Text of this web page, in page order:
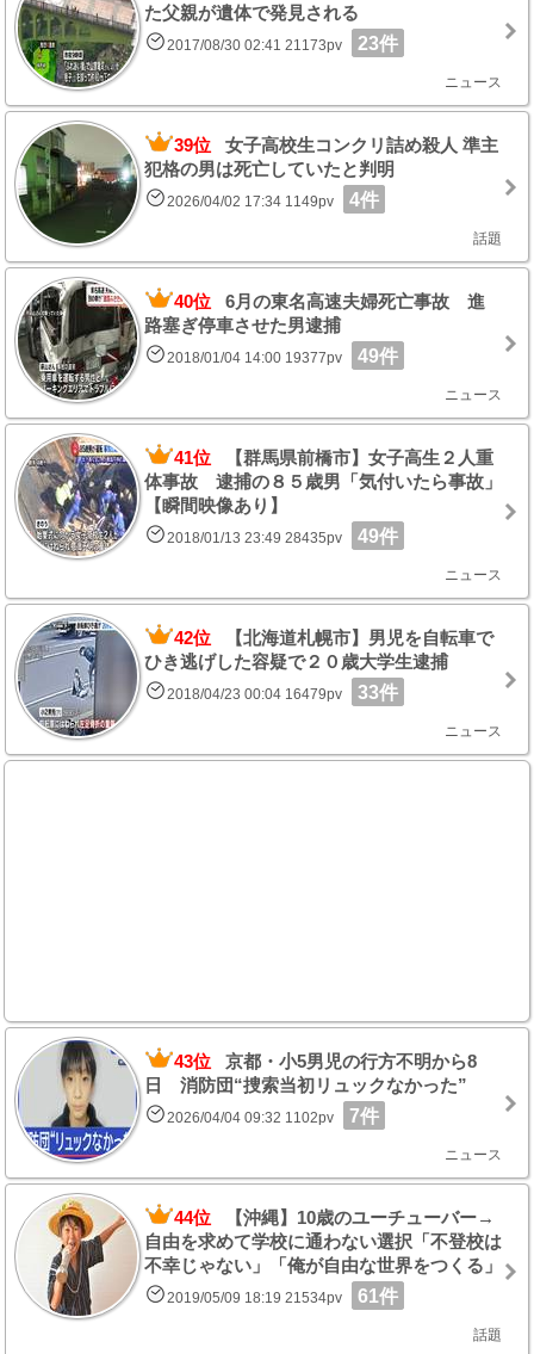
た父親が遺体で発見される
2017/08/30 02:41 21173pv 23件
ニュース
39位 女子高校生コンクリ詰め殺人 準主
犯格の男は死亡していたと判明
2026/04/02 17:34 1149pv 4件
話題
40位 6月の東名高速夫婦死亡事故 進
路塞ぎ停車させた男逮捕
2018/01/04 14:00 19377pv 49件
ニュース
41位 【群馬県前橋市】女子高生２人重
体事故 逮捕の８５歳男「気付いたら事故」
【瞬間映像あり】
2018/01/13 23:49 28435pv 49件
ニュース
42位 【北海道札幌市】男児を自転車で
ひき逃げした容疑で２０歳大学生逮捕
2018/04/23 00:04 16479pv 33件
ニュース
43位 京都・小5男児の行方不明から8
日 消防団“捜索当初リュックなかった”
2026/04/04 09:32 1102pv 7件
ニュース
44位 【沖縄】10歳のユーチューバー→
自由を求めて学校に通わない選択「不登校は
不幸じゃない」「俺が自由な世界をつくる」
2019/05/09 18:19 21534pv 61件
話題